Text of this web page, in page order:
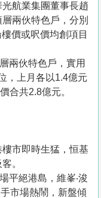
航業集團董事長趙
兩伙特色戶，分別
價或呎價均創項目
兩伙特色戶，實用
，上月各以1.4億元
合共2.8億元。
市即時生猛，恒基
。
平絕港島，維峯‧浚
市場熱鬧，新盤傾